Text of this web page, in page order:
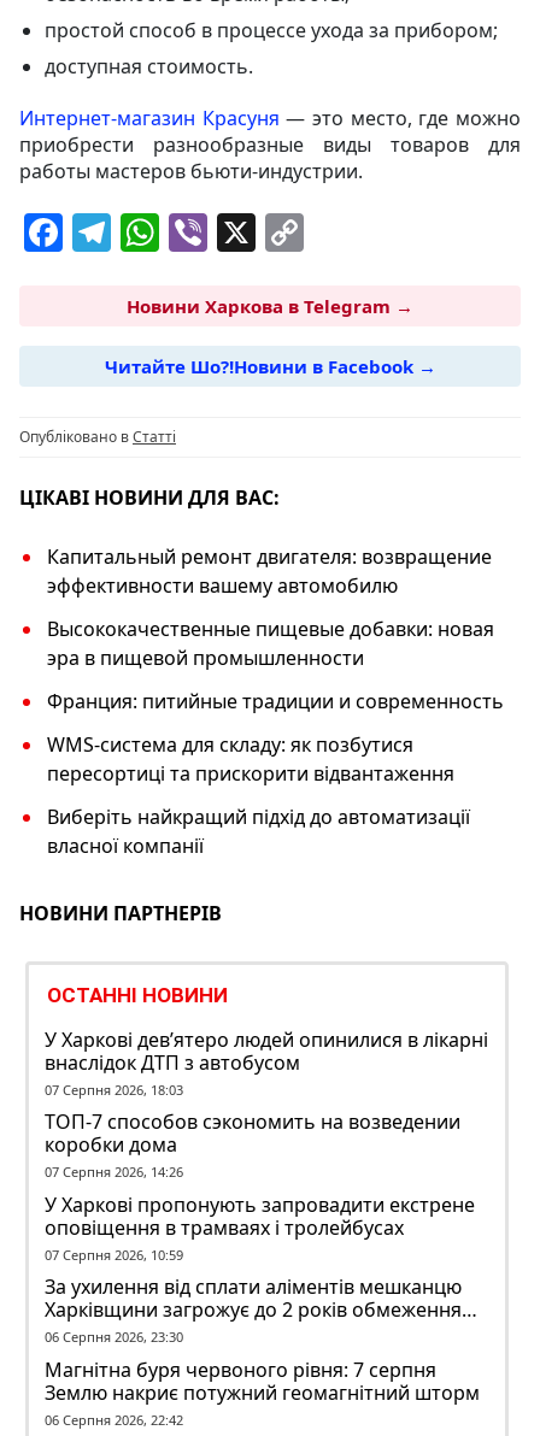
простой способ в процессе ухода за прибором;
доступная стоимость.
Интернет-магазин Красуня — это место, где можно
приобрести разнообразные виды товаров для
работы мастеров бьюти-индустрии.
F
e
b
o
k
T
e
g
ra
m
W
at
s
A
p
Vi
er
X
p
y
Li
Новини Харкова в Telegram →
Читайте Шо?!Новини в Facebook →
Опубліковано вСтатті
ЦІКАВІ НОВИНИ ДЛЯ ВАС:
Капитальный ремонт двигателя: возвращение
эффективности вашему автомобилю
Высококачественные пищевые добавки: новая
эра в пищевой промышленности
Франция: питийные традиции и современность
WMS-система для складу: як позбутися
пересортиці та прискорити відвантаження
Виберіть найкращий підхід до автоматизації
власної компанії
НОВИНИ ПАРТНЕРІВ
ОСТАННІ НОВИНИ
У Харкові дев’ятеро людей опинилися в лікарні
внаслідок ДТП з автобусом
07 Серпня 2026, 18:03
ТОП-7 способов сэкономить на возведении
коробки дома
07 Серпня 2026, 14:26
У Харкові пропонують запровадити екстрене
оповіщення в трамваях і тролейбусах
07 Серпня 2026, 10:59
За ухилення від сплати аліментів мешканцю
Харківщини загрожує до 2 років обмеження
волі
06 Серпня 2026, 23:30
Магнітна буря червоного рівня: 7 серпня
Землю накриє потужний геомагнітний шторм
06 Серпня 2026, 22:42